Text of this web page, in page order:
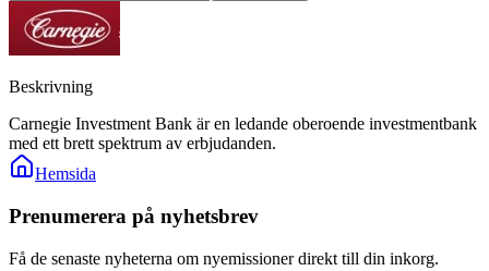
Beskrivning
Carnegie Investment Bank är en ledande oberoende investmentbank
med ett brett spektrum av erbjudanden.
Hemsida
Prenumerera på nyhetsbrev
Få de senaste nyheterna om nyemissioner direkt till din inkorg.